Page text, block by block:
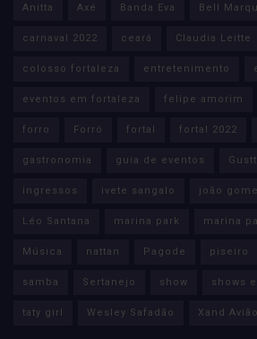
Anitta Axé Banda Eva Bell
carnaval 2022 ceará Claudia Leitte
colosso fortaleza entretenimento
eventos em fortaleza felipe amorim
forro Forró fortal fortal 2022
gastronomia guia de eventos
ingressos ivete sangalo joão
Léo Santana marina park marina
Música nattan Pagode piseiro
samba Sertanejo show shows
taty girl Wesley Safadão Xand Avião